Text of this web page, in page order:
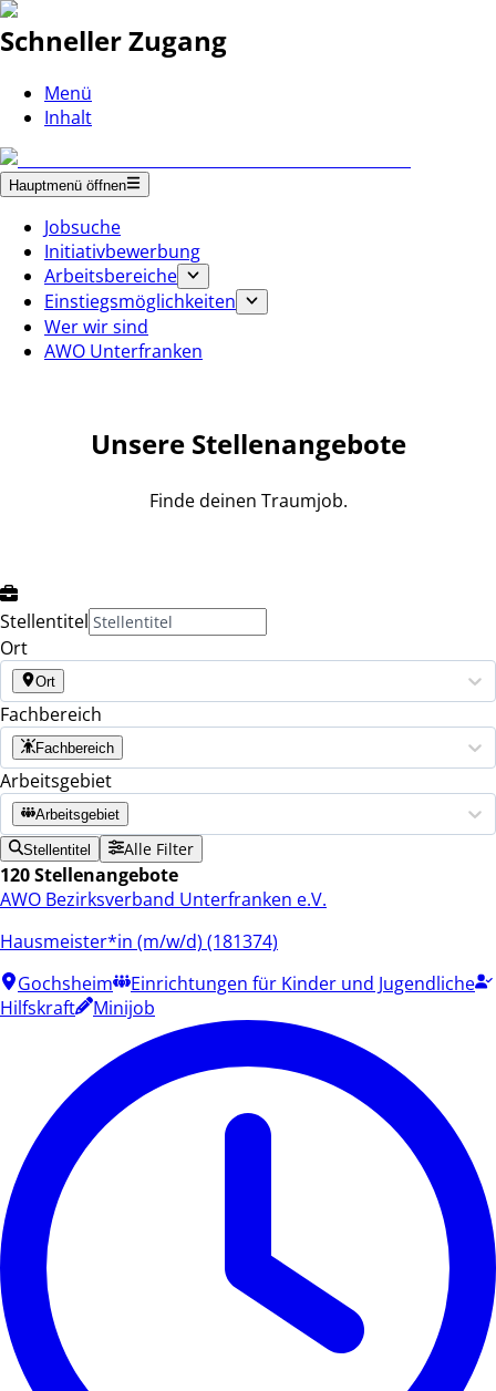
Schneller Zugang
Menü
Inhalt
Hauptmenü öffnen
Jobsuche
Initiativbewerbung
Arbeitsbereiche
Einstiegsmöglichkeiten
Wer wir sind
AWO Unterfranken
Unsere Stellenangebote
Finde deinen Traumjob.
Stellentitel
Ort
Ort
Fachbereich
Fachbereich
Arbeitsgebiet
Arbeitsgebiet
Stellentitel Alle Filter
120 Stellenangebote
AWO Bezirksverband Unterfranken e.V.
Hausmeister*in (m/w/d) (181374)
Gochsheim
Einrichtungen für Kinder und Jugendliche
Hilfskraft
Minijob